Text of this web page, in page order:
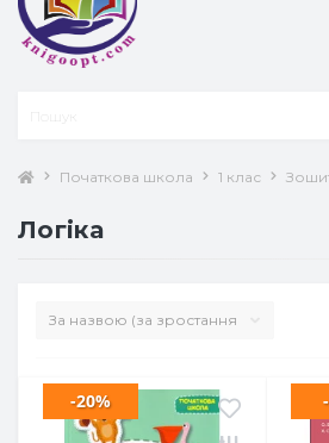
Початкова школа 1 клас
Логіка
-20%